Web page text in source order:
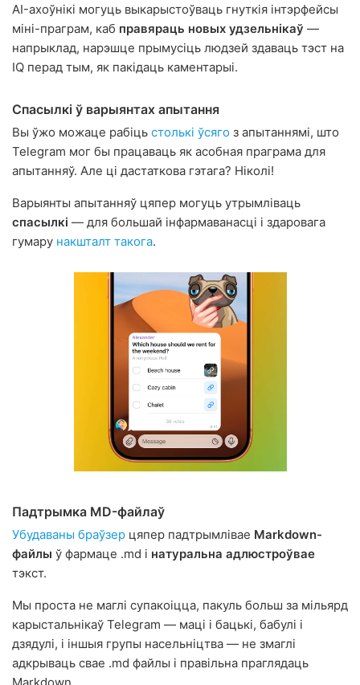
AI-ахоўнікі могуць выкарыстоўваць гнуткія інтэрфейсы
міні-праграм, каб правяраць новых удзельнікаў —
напрыклад, нарэшце прымусіць людзей здаваць тэст на
IQ перад тым, як пакідаць каментарыі.
Спасылкі ў варыянтах апытання
Вы ўжо можаце рабіць столькі ўсяго з апытаннямі, што
Telegram мог бы працаваць як асобная праграма для
апытанняў. Але ці дастаткова гэтага? Ніколі!
Варыянты апытанняў цяпер могуць утрымліваць
спасылкі — для большай інфармаванасці і здаровага
гумару накшталт такога.
Падтрымка MD-файлаў
Убудаваны браўзер цяпер падтрымлівае Markdown-
файлы ў фармаце .md і натуральна адлюстроўвае
тэкст.
Мы проста не маглі супакоіцца, пакуль больш за мільярд
карыстальнікаў Telegram — маці і бацькі, бабулі і
дзядулі, і іншыя групы насельніцтва — не змаглі
адкрываць свае .md файлы і правільна праглядаць